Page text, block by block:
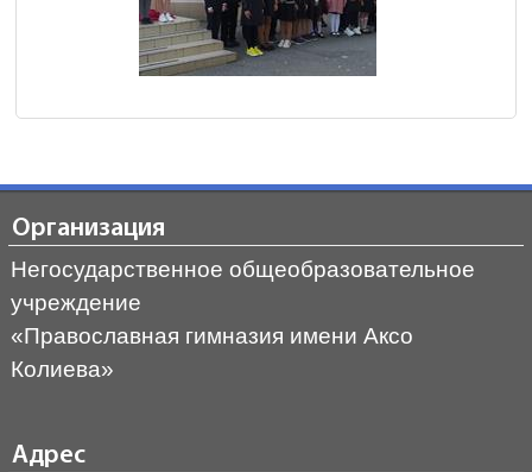
Организация
Негосударственное общеобразовательное
учреждение
«Православная гимназия имени Аксо
Колиева»
Адрес